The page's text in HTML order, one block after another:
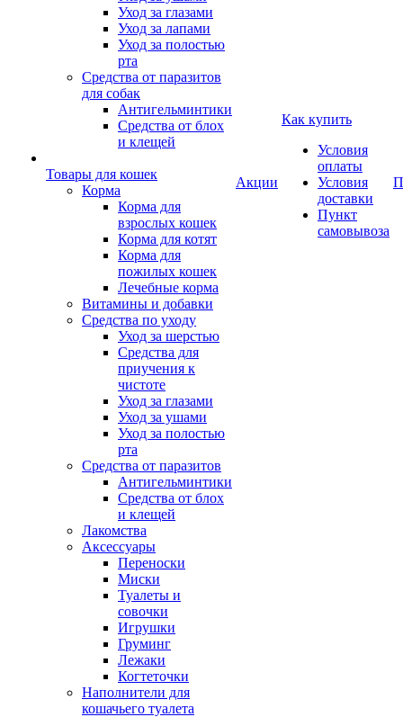
Уход за глазами
Уход за лапами
Уход за полостью
рта
Средства от паразитов
для собак
Антигельминтики
Средства от блох
и клещей
Товары для кошек
Корма
Корма для
взрослых кошек
Корма для котят
Корма для
пожилых кошек
Лечебные корма
Витамины и добавки
Средства по уходу
Уход за шерстью
Средства для
приучения к
чистоте
Уход за глазами
Уход за ушами
Уход за полостью
рта
Средства от паразитов
Антигельминтики
Средства от блох
и клещей
Лакомства
Аксессуары
Переноски
Миски
Туалеты и
совочки
Игрушки
Груминг
Лежаки
Когтеточки
Наполнители для
кошачьего туалета
Акции
Как купить
Условия
оплаты
Условия
доставки
Пункт
самовывоза